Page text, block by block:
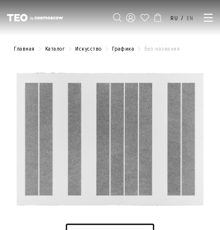
RU / EN
Главная Каталог Искусство Графика Без названия